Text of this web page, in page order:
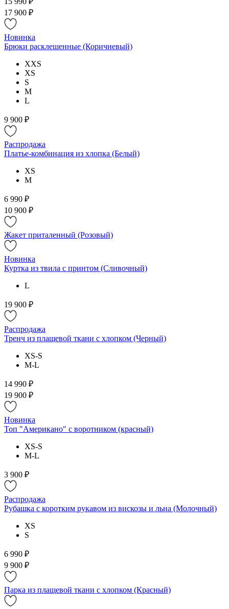
17 900 ₽
Новинка
Брюки расклешенные (Коричневый)
XXS
XS
S
M
L
9 900 ₽
Распродажа
Платье-комбинация из хлопка (Белый)
XS
M
6 990 ₽
10 900 ₽
Жакет приталенный (Розовый)
Новинка
Куртка из твила с принтом (Сливочный)
L
19 900 ₽
Распродажа
Тренч из плащевой ткани с хлопком (Черный)
XS-S
M-L
14 990 ₽
19 900 ₽
Новинка
Топ "Американо" с воротником (красный)
XS-S
M-L
3 900 ₽
Распродажа
Рубашка с коротким рукавом из вискозы и льна (Молочный)
XS
S
6 990 ₽
9 900 ₽
Парка из плащевой ткани с хлопком (Красный)